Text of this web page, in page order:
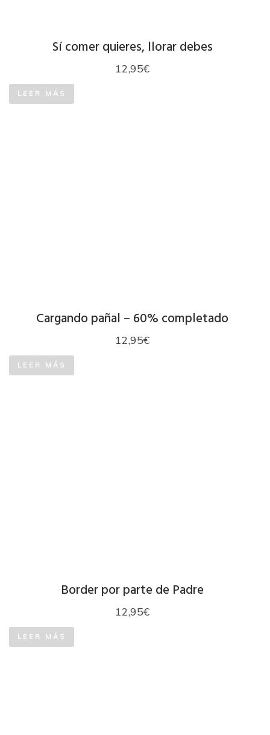
Sí comer quieres, llorar debes
12,95€
LEER MÁS
Cargando pañal – 60% completado
12,95€
LEER MÁS
Border por parte de Padre
12,95€
LEER MÁS